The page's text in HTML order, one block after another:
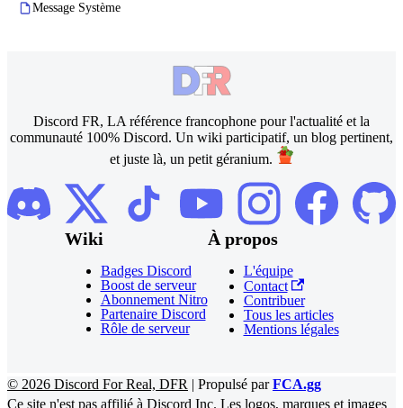
Message Système
Discord FR, LA référence francophone pour l'actualité et la
communauté 100% Discord. Un wiki participatif, un blog pertinent,
et juste là, un petit géranium.
Wiki
Badges Discord
Boost de serveur
Abonnement Nitro
Partenaire Discord
Rôle de serveur
À propos
L'équipe
Contact
Contribuer
Tous les articles
Mentions légales
© 2026 Discord For Real, DFR | Propulsé par FCA.gg
Ce site n'est pas affilié à Discord Inc. Les logos, marques et images